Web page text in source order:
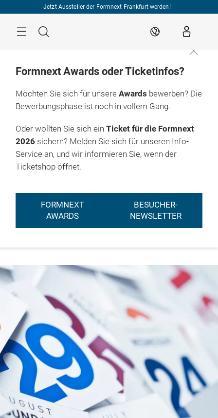
Jetzt Aussteller der Formnext Frankfurt werden!
Suche DE
Formnext Awards oder Ticketinfos?
Möchten Sie sich für unsere Awards bewerben? Die
Bewerbungsphase ist noch in vollem Gang.
Oder wollten Sie sich ein Ticket für die Formnext
2026 sichern? Melden Sie sich für unseren Info-
Service an, und wir informieren Sie, wenn der
Ticketshop öffnet.
FORMNEXT
AWARDS
BESUCHER-
NEWSLETTER